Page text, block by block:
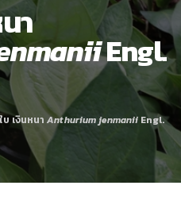
า
Engl.
บ เงินหนา Anthurium jenmanii Engl.